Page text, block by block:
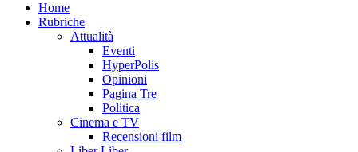
Home
Rubriche
Attualità
Eventi
HyperPolis
Opinioni
Pagina Tre
Politica
Cinema e TV
Recensioni film